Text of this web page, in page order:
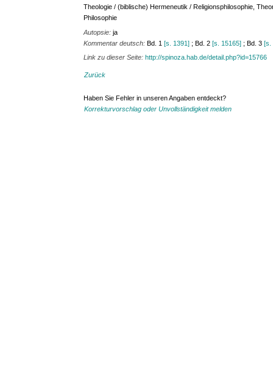
Theologie / (biblische) Hermeneutik / Religionsphilosophie,
Philosophie
Autopsie:ja
Kommentar deutsch:Bd. 1[s. 1391] ; Bd. 2[s. 15165] ; Bd. 3[s.
Link zu dieser Seite:http://spinoza.hab.de/detail.php?id=15766
Zurück
Haben Sie Fehler in unseren Angaben entdeckt?
Korrekturvorschlag oder Unvollständigkeit melden